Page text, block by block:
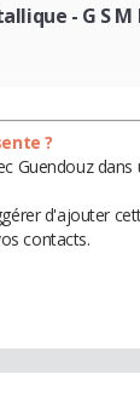
- G S
?
Guendouz
d'ajouter
contacts.